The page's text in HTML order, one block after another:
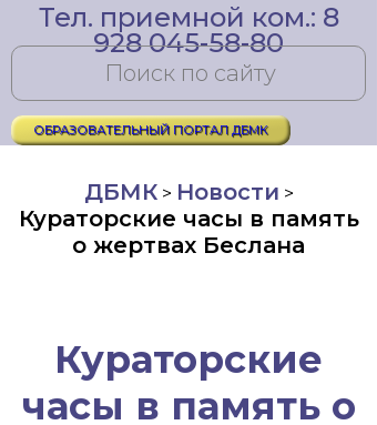
Тел. приемной ком.: 8
928 045-58-80
ОБРАЗОВАТЕЛЬНЫЙ ПОРТАЛ ДБМК
ДБМК> Новости >
Кураторские часы в память
о жертвах Беслана
Кураторские
часы в память о